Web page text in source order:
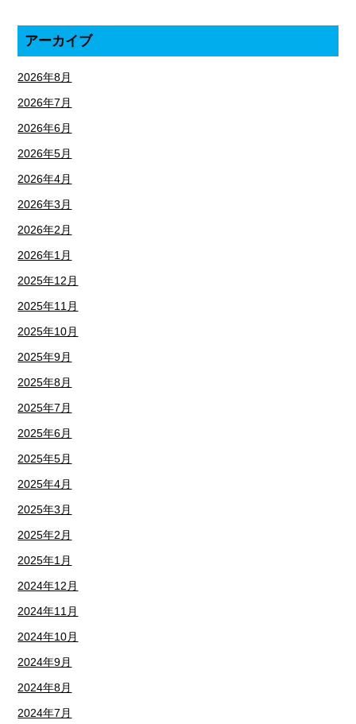
アーカイブ
2026年8月
2026年7月
2026年6月
2026年5月
2026年4月
2026年3月
2026年2月
2026年1月
2025年12月
2025年11月
2025年10月
2025年9月
2025年8月
2025年7月
2025年6月
2025年5月
2025年4月
2025年3月
2025年2月
2025年1月
2024年12月
2024年11月
2024年10月
2024年9月
2024年8月
2024年7月